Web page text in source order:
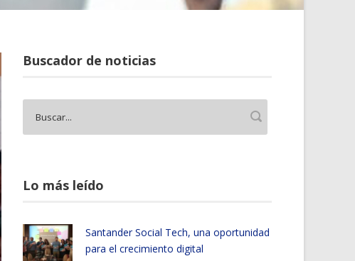
Buscador de noticias
Lo más leído
Santander Social Tech, una oportunidad
para el crecimiento digital